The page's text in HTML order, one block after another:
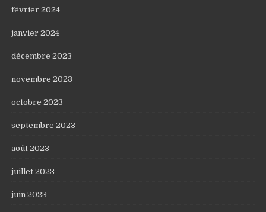
février 2024
janvier 2024
décembre 2023
novembre 2023
octobre 2023
septembre 2023
août 2023
juillet 2023
juin 2023